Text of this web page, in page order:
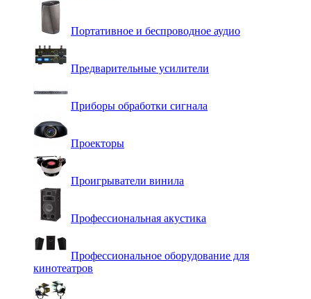
Портативное и беспроводное аудио
Предварительные усилители
Приборы обработки сигнала
Проекторы
Проигрыватели винила
Профессиональная акустика
Профессиональное оборудование для
кинотеатров